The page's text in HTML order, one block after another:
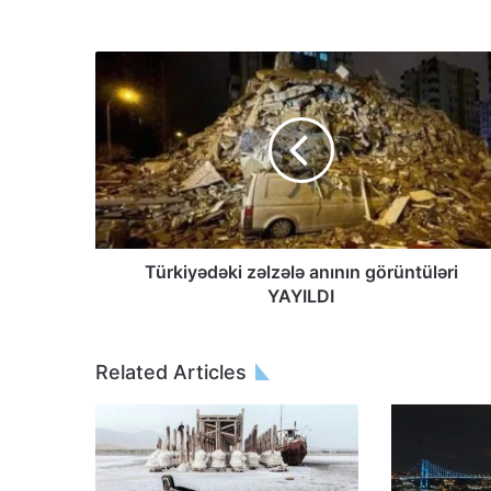
Türkiyədəki zəlzələ anının görüntüləri
YAYILDI
Related Articles